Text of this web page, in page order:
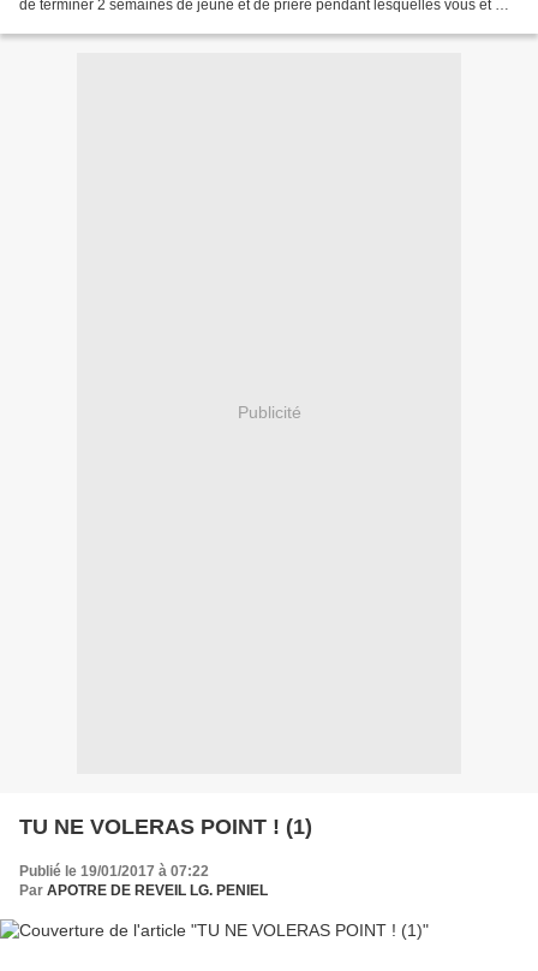
de terminer 2 semaines de jeûne et de prière pendant lesquelles vous et moi
Publicité
TU NE VOLERAS POINT ! (1)
Publié le 19/01/2017 à 07:22
Par APOTRE DE REVEIL LG. PENIEL